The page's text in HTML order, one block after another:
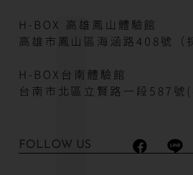
H-BOX 高雄鳳山體驗館
高雄市鳳山區海涵路408號（
H-BOX台南體驗館
台南市北區立賢路一段587號(
FOLLOW US